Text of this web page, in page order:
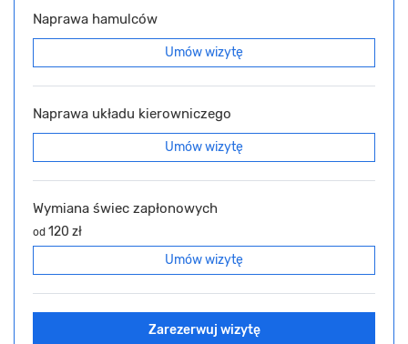
Naprawa hamulców
Umów wizytę
Naprawa układu kierowniczego
Umów wizytę
Wymiana świec zapłonowych
od 120 zł
Umów wizytę
Zarezerwuj wizytę